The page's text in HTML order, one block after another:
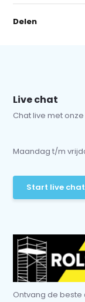
Delen
Live chat
Chat live met
Maandag t/m
Start live chat
Ontvang de